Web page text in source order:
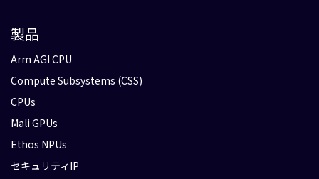
製品
Arm AGI CPU
Compute Subsystems (CSS)
CPUs
Mali GPUs
Ethos NPUs
セキュリティIP